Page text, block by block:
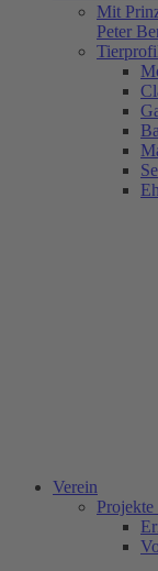
Mit
Peter
Verein
Projekte